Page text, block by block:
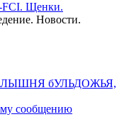
Щенки.
Новости.
бУЛЬДОЖЬЯ,
сообщению